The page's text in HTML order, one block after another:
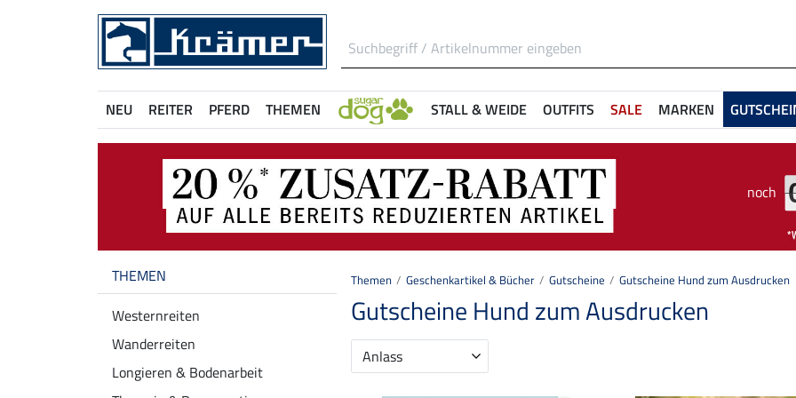
NEU REITER PFERD THEMEN STALL & WEIDE OUTFITS SALE MARKEN
noch
THEMEN
Westernreiten
Wanderreiten
Longieren & Bodenarbeit
Themen Geschenkartikel & Bücher Gutscheine Gutscheine Hund zum Ausdrucken
Gutscheine Hund zum Ausdrucken
Anlass